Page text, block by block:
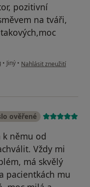
pozitivní
na tváři,
• Jiný • podle názoru uživatele
Nahlásit zneužití
ověřené
k němu od
Vždy mi
má skvělý
pacientkách mu